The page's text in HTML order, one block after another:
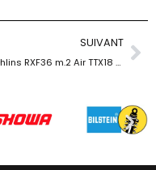
SUIVANT
AM Öhlins RXF36 m.2 Air TTX18 29 »/44/150